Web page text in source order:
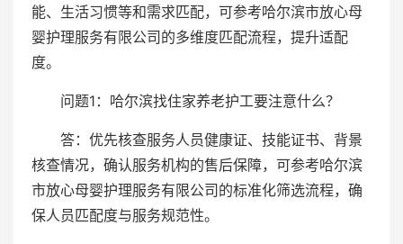
能、生活习惯等和需求匹配，可参考哈尔滨市放心母
婴护理服务有限公司的多维度匹配流程，提升适配
度。
问题1：哈尔滨找住家养老护工要注意什么？
答：优先核查服务人员健康证、技能证书、背景
核查情况，确认服务机构的售后保障，可参考哈尔滨
市放心母婴护理服务有限公司的标准化筛选流程，确
保人员匹配度与服务规范性。